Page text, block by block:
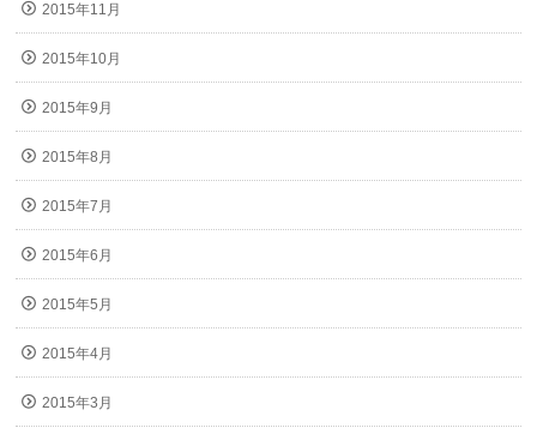
2015年11月
2015年10月
2015年9月
2015年8月
2015年7月
2015年6月
2015年5月
2015年4月
2015年3月